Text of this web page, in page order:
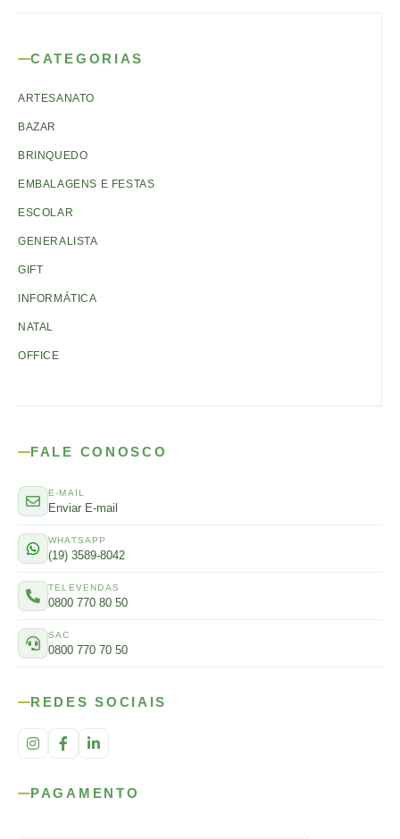
CATEGORIAS
ARTESANATO
BAZAR
BRINQUEDO
EMBALAGENS E FESTAS
ESCOLAR
GENERALISTA
GIFT
INFORMÁTICA
NATAL
OFFICE
FALE CONOSCO
E-MAIL
Enviar E-mail
WHATSAPP
(19) 3589-8042
TELEVENDAS
0800 770 80 50
SAC
0800 770 70 50
REDES SOCIAIS
PAGAMENTO